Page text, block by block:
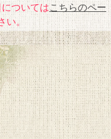
ついてはこちらのペー
い。